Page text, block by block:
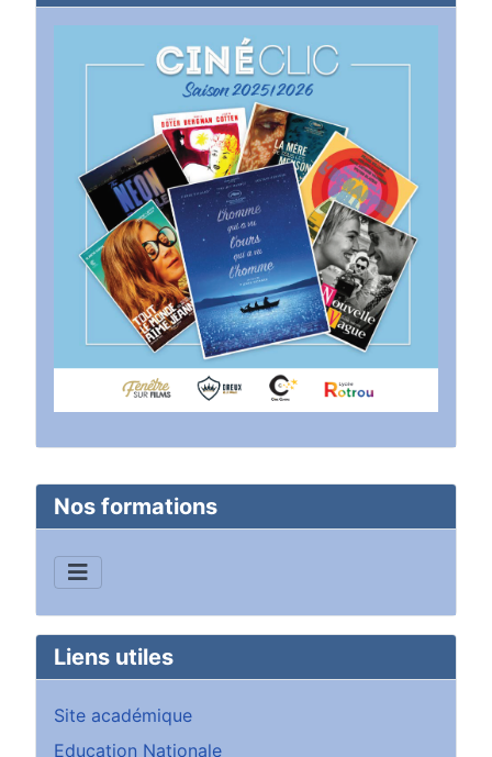
Nos formations
Liens utiles
Site académique
Education Nationale